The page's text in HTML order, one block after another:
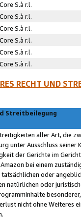
S.à r.l.
S.à r.l.
S.à r.l.
S.à r.l.
S.à r.l.
S.à r.l.
RECHT UND
Streitbeilegung
aller Art, die
unter Ausschluss
der Gerichte im
bei einem
tatsächlichen oder
natürlichen oder
nicht ohne Weiteres